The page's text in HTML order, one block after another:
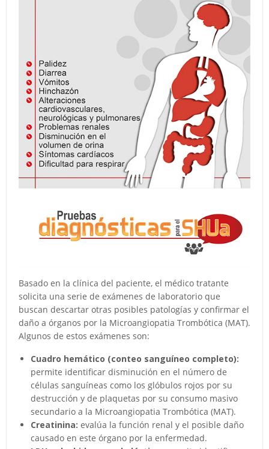
Basado en la clínica del paciente, el médico tratante
solicita una serie de exámenes de laboratorio que
buscan descartar otras posibles patologías y confirmar el
daño a órganos por la Microangiopatia Trombótica (MAT).
Algunos de estos exámenes son:
Cuadro hemático (conteo sanguíneo completo):
permite identificar disminución en el número de
células sanguíneas como los glóbulos rojos por su
destrucción y de plaquetas por su consumo masivo
secundario a la Microangiopatia Trombótica (MAT).
Creatinina: evalúa la función renal y el posible daño
causado en este órgano por la enfermedad.